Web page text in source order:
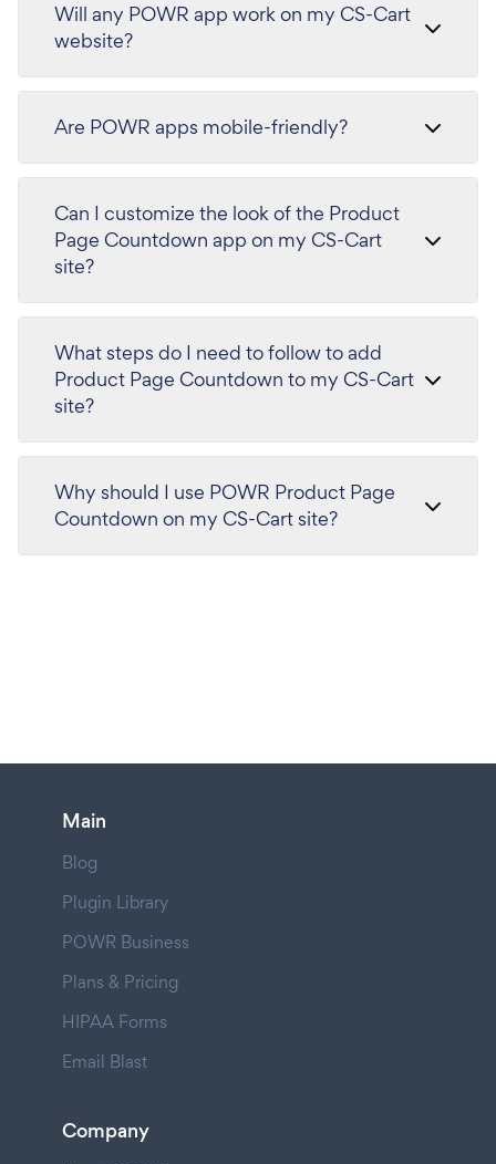
Will any POWR app work on my CS-Cart
website?
Are POWR apps mobile-friendly?
Can I customize the look of the Product
Page Countdown app on my CS-Cart
site?
What steps do I need to follow to add
Product Page Countdown to my CS-Cart
site?
Why should I use POWR Product Page
Countdown on my CS-Cart site?
Main
Blog
Plugin Library
POWR Business
Plans & Pricing
HIPAA Forms
Email Blast
Company